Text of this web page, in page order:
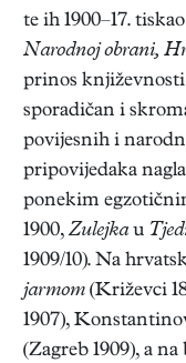
te ih 1900–17.
Narodnoj obrani,
prinos
sporadičan i
povijesnih i
pripovijedaka
ponekim
1900, Zulejkau
1909/10). Na
jarmom (Križevci
1907),
(Zagreb 1909), a